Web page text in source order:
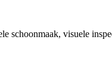
schoonmaak, visuele